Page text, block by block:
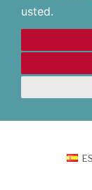
usted.
ES